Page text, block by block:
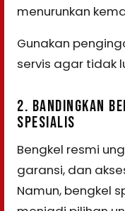
menurunkan
Gunakan
servis agar tidak
2. BANDINGKAN
SPESIALIS
Bengkel resmi
garansi, dan
Namun, bengkel